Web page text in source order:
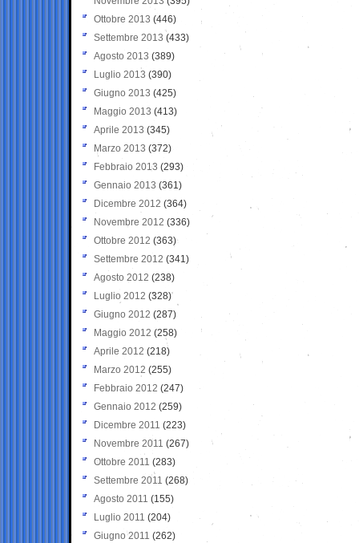
Ottobre 2013 (446)
Settembre 2013 (433)
Agosto 2013 (389)
Luglio 2013 (390)
Giugno 2013 (425)
Maggio 2013 (413)
Aprile 2013 (345)
Marzo 2013 (372)
Febbraio 2013 (293)
Gennaio 2013 (361)
Dicembre 2012 (364)
Novembre 2012 (336)
Ottobre 2012 (363)
Settembre 2012 (341)
Agosto 2012 (238)
Luglio 2012 (328)
Giugno 2012 (287)
Maggio 2012 (258)
Aprile 2012 (218)
Marzo 2012 (255)
Febbraio 2012 (247)
Gennaio 2012 (259)
Dicembre 2011 (223)
Novembre 2011 (267)
Ottobre 2011 (283)
Settembre 2011 (268)
Agosto 2011 (155)
Luglio 2011 (204)
Giugno 2011 (262)